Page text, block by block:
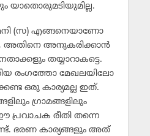
യാതൊരുമടിയുമില്ല.
(സ) എങ്ങനെയാണോ
അതിനെ അനുകരിക്കാന്‍
തയ്യാറാകട്ടെ.
രംഗത്തോ മേഖലയിലോ
ഒരു കാര്യമല്ല ഇത്.
ഗ്രാമങ്ങളിലും
രീതി തന്നെ
ഭരണ കാര്യങ്ങളും അത്